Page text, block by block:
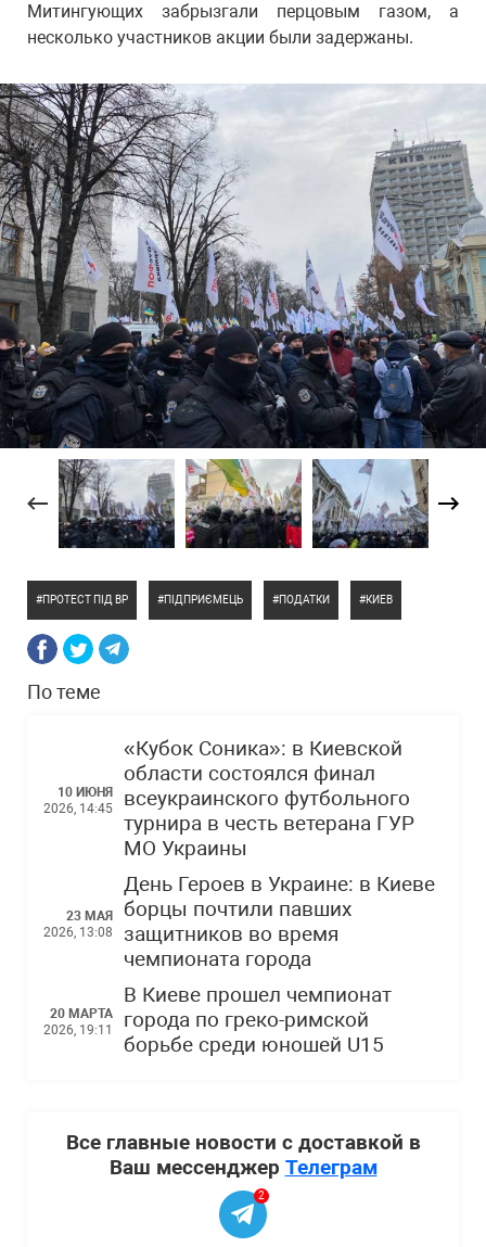
Митингующих забрызгали перцовым газом, а
несколько участников акции были задержаны.
ПРОТЕСТ ПІД ВР ПІДПРИЄМЕЦЬ ПОДАТКИ КИЕВ
По теме
10 ИЮНЯ
2026, 14:45
«Кубок Соника»: в Киевской
области состоялся финал
всеукраинского футбольного
турнира в честь ветерана ГУР
МО Украины
23 МАЯ
2026, 13:08
День Героев в Украине: в Киеве
борцы почтили павших
защитников во время
чемпионата города
20 МАРТА
2026, 19:11
В Киеве прошел чемпионат
города по греко-римской
борьбе среди юношей U15
Все главные новости с доставкой в
Ваш мессенджер Телеграм
2